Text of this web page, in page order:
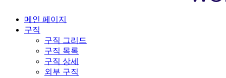
메인 페이지
구직
구직 그리드
구직 목록
구직 상세
외부 구직